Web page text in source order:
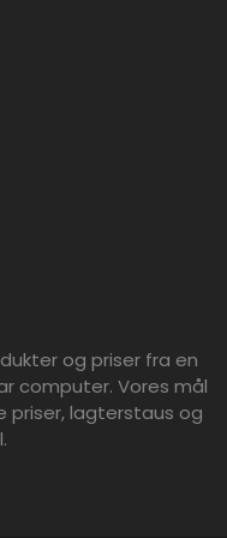
og priser fra en
computer. Vores mål
priser, lagterstaus og